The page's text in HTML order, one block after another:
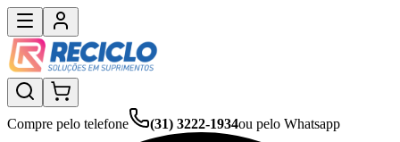
Compre pelo telefone (31) 3222-1934ou pelo Whatsapp